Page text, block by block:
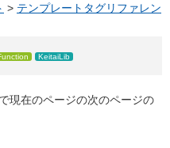
> テンプレートタグリファレン
KeitaiLib
現在のページの次のページの